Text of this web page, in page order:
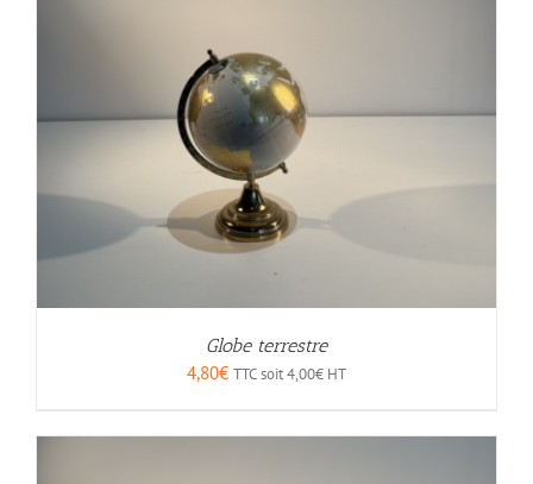
Globe terrestre
4,80€ TTC soit4,00€ HT